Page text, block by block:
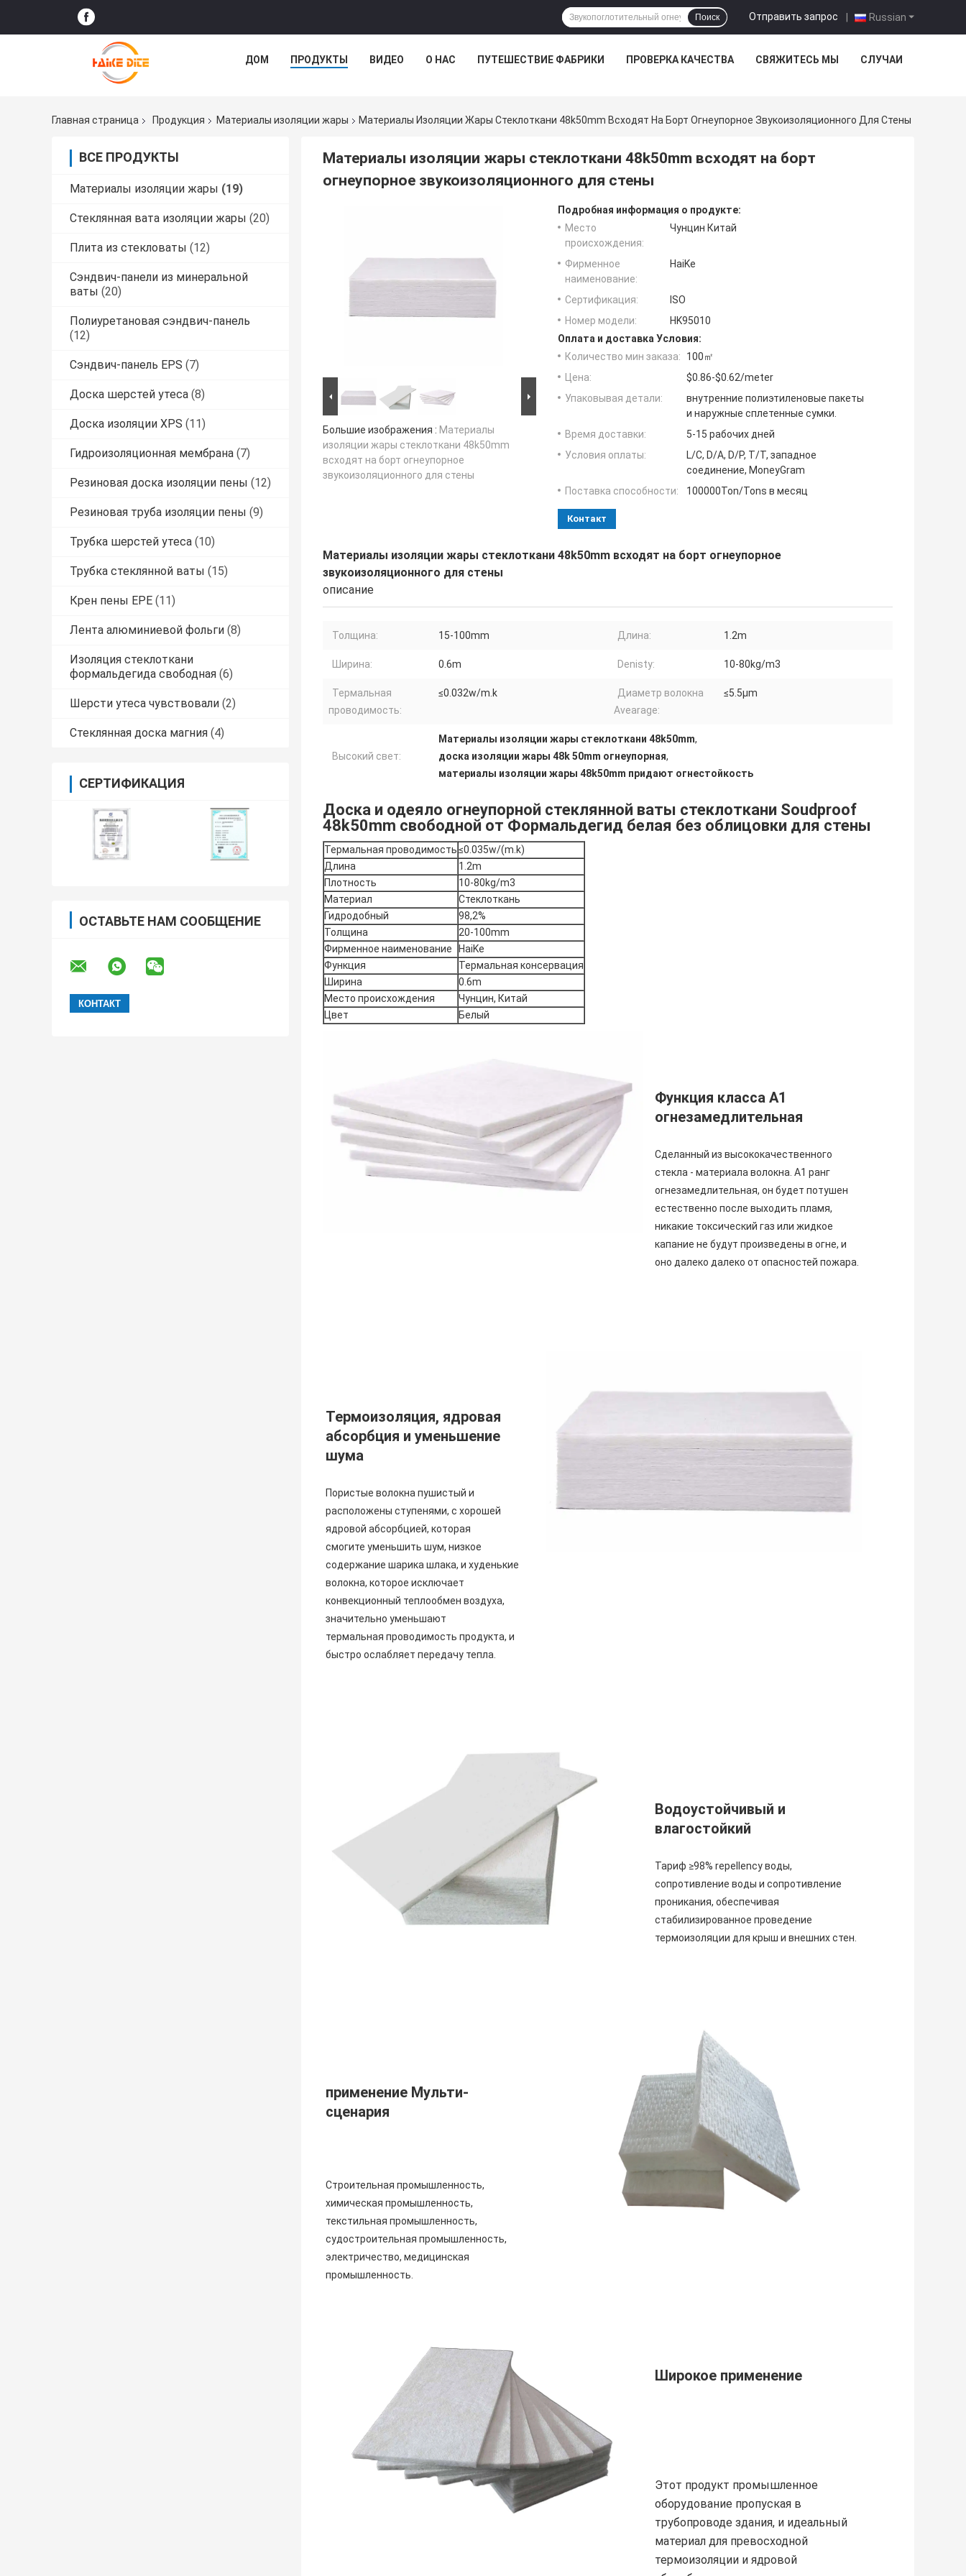
Russian
Отправить запрос |
Поиск
ДОМ ПРОДУКТЫ ВИДЕО О НАС ПУТЕШЕСТВИЕ ФАБРИКИ ПРОВЕРКА КАЧЕСТВА СВЯЖИТЕСЬ МЫ СЛУЧАИ
Главная страница Продукция Материалы изоляции жары Материалы Изоляции Жары Стеклоткани 48k50mm Всходят На Борт Огнеупорное Звукоизоляционного Для Стены
ВСЕ ПРОДУКТЫ
Материалы изоляции жары (19)
Стеклянная вата изоляции жары (20)
Плита из стекловаты (12)
Сэндвич-панели из минеральной
ваты (20)
Полиуретановая сэндвич-панель
(12)
Сэндвич-панель EPS (7)
Доска шерстей утеса (8)
Доска изоляции XPS (11)
Гидроизоляционная мембрана (7)
Резиновая доска изоляции пены (12)
Резиновая труба изоляции пены (9)
Трубка шерстей утеса (10)
Трубка стеклянной ваты (15)
Крен пены EPE (11)
Лента алюминиевой фольги (8)
Изоляция стеклоткани
формальдегида свободная (6)
Шерсти утеса чувствовали (2)
Стеклянная доска магния (4)
СЕРТИФИКАЦИЯ
ОСТАВЬТЕ НАМ СООБЩЕНИЕ
Материалы изоляции жары стеклоткани 48k50mm всходят на борт
огнеупорное звукоизоляционного для стены
Большие изображения : Материалы
изоляции жары стеклоткани 48k50mm
всходят на борт огнеупорное
звукоизоляционного для стены
Подробная информация о продукте:
Место
происхождения:
Чунцин Китай
Фирменное
наименование:
HaiKe
Сертификация:
ISO
Номер модели:
HK95010
Оплата и доставка Условия:
Количество мин заказа:
100㎡
Цена:
$0.86-$0.62/meter
Упаковывая детали:
внутренние полиэтиленовые пакеты
и наружные сплетенные сумки.
Время доставки:
5-15 рабочих дней
Условия оплаты:
L/C, D/A, D/P, T/T, западное
соединение, MoneyGram
Поставка способности:
100000Ton/Tons в месяц
Контакт
Материалы изоляции жары стеклоткани 48k50mm всходят на борт огнеупорное
звукоизоляционного для стены
описание
Толщина: 15-100mm Длина: 1.2m
Ширина: 0.6m Denisty: 10-80kg/m3
Термальная
проводимость:
≤0.032w/m.k
Диаметр волокна
Avearage:
≤5.5μm
Высокий свет:
Материалы изоляции жары стеклоткани 48k50mm,
доска изоляции жары 48k 50mm огнеупорная,
материалы изоляции жары 48k50mm придают огнестойкость
Доска и одеяло огнеупорной стеклянной ваты стеклоткани Soudproof
48k50mm свободной от Формальдегид белая без облицовки для стены
Термальная проводимость≤0.035w/(m.k)
Длина
1.2m
Плотность
10-80kg/m3
Материал
Стеклоткань
Гидродобный
98,2%
Толщина
20-100mm
Фирменное наименование
HaiKe
Функция
Термальная консервация
Ширина
0.6m
Место происхождения
Чунцин, Китай
Цвет
Белый
Функция класса A1
огнезамедлительная
Сделанный из высококачественного
стекла - материала волокна. A1 ранг
огнезамедлительная, он будет потушен
естественно после выходить пламя,
никакие токсический газ или жидкое
капание не будут произведены в огне, и
оно далеко далеко от опасностей пожара.
Термоизоляция, ядровая
абсорбция и уменьшение
шума
Пористые волокна пушистый и
расположены ступенями, с хорошей
ядровой абсорбцией, которая
смогите уменьшить шум, низкое
содержание шарика шлака, и худенькие
волокна, которое исключает
конвекционный теплообмен воздуха,
значительно уменьшают
термальная проводимость продукта, и
быстро ослабляет передачу тепла.
Водоустойчивый и
влагостойкий
Тариф ≥98% repellency воды,
сопротивление воды и сопротивление
проникания, обеспечивая
стабилизированное проведение
термоизоляции для крыш и внешних стен.
применение Мульти-
сценария
Строительная промышленность,
химическая промышленность,
текстильная промышленность,
судостроительная промышленность,
электричество, медицинская
промышленность.
Широкое применение
Этот продукт промышленное
оборудование пропуская в
трубопроводе здания, и идеальный
материал для превосходной
термоизоляции и ядровой